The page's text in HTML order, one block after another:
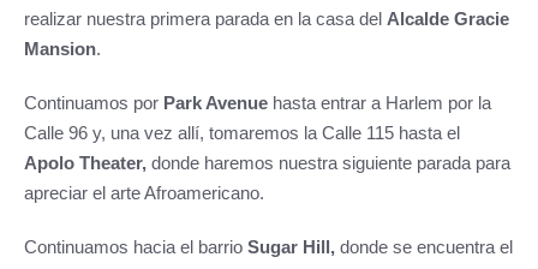
realizar nuestra primera parada en la casa del Alcalde Gracie
Mansion.
Continuamos por Park Avenue hasta entrar a Harlem por la
Calle 96 y, una vez allí, tomaremos la Calle 115 hasta el
Apolo Theater, donde haremos nuestra siguiente parada para
apreciar el arte Afroamericano.
Continuamos hacia el barrio Sugar Hill, donde se encuentra el